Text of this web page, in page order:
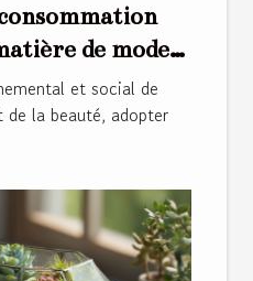
de mode
et social de
la beauté, adopter